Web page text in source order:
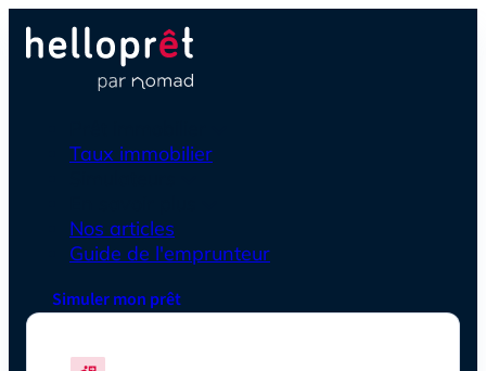
Taux immobilier
Nos articles
Guide de l'emprunteur
Simuler mon prêt